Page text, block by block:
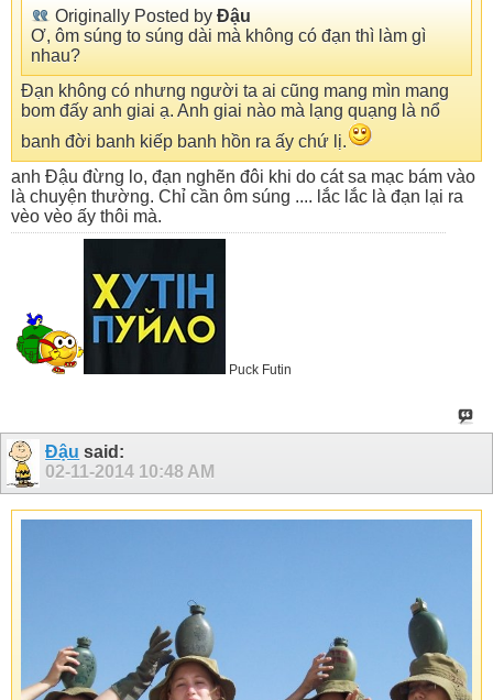
Originally Posted by Đậu
Ơ, ôm súng to súng dài mà không có đạn thì làm gì
nhau?
Đạn không có nhưng người ta ai cũng mang mìn mang
bom đấy anh giai ạ. Anh giai nào mà lạng quạng là nổ
banh đời banh kiếp banh hồn ra ấy chứ lị.
anh Đậu đừng lo, đạn nghẽn đôi khi do cát sa mạc bám vào
là chuyện thường. Chỉ cần ôm súng .... lắc lắc là đạn lại ra
vèo vèo ấy thôi mà.
Puck Futin
Đậu said:
02-11-2014 10:48 AM